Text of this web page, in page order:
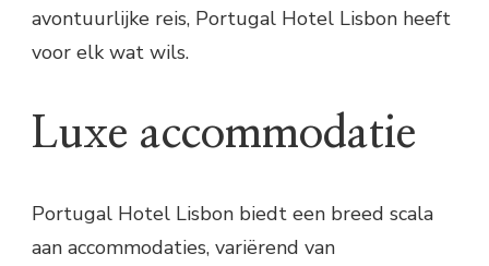
avontuurlijke reis, Portugal Hotel Lisbon heeft
voor elk wat wils.
Luxe accommodatie
Portugal Hotel Lisbon biedt een breed scala
aan accommodaties, variërend van